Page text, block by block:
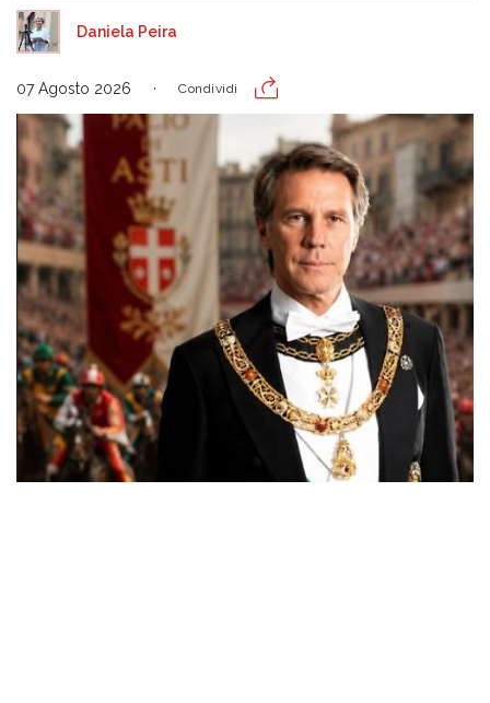
Daniela Peira
07 Agosto 2026 Condividi